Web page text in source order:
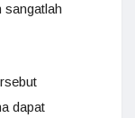
sangatlah
dapat